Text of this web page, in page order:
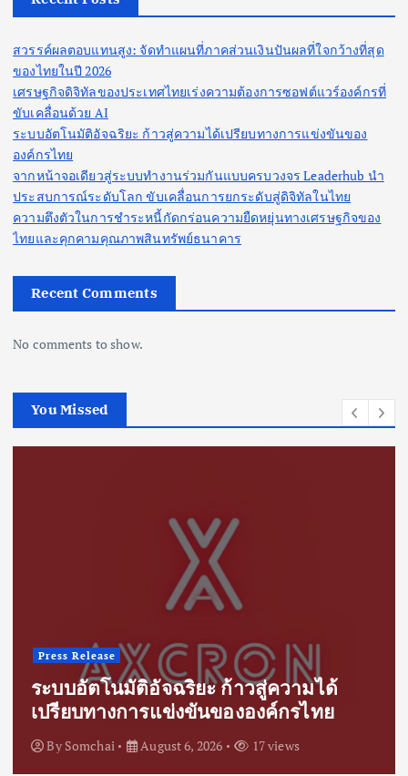
s
a
g
i
n
a
o
สวรรค์ผลตอบแทนสูง: จัดทำแผนที่ภาคส่วนเงินปันผลที่ใจกว้างที่สุด
ของไทยในปี 2026
เศรษฐกิจดิจิทัลของประเทศไทยเร่งความต้องการซอฟต์แวร์องค์กรที่
ขับเคลื่อนด้วย AI
ระบบอัตโนมัติอัจฉริยะ ก้าวสู่ความได้เปรียบทางการแข่งขันของ
องค์กรไทย
จากหน้าจอเดียวสู่ระบบทำงานร่วมกันแบบครบวงจร Leaderhub นำ
ประสบการณ์ระดับโลก ขับเคลื่อนการยกระดับสู่ดิจิทัลในไทย
ความตึงตัวในการชำระหนี้กัดกร่อนความยืดหยุ่นทางเศรษฐกิจของ
ไทยและคุกคามคุณภาพสินทรัพย์ธนาคาร
Recent Comments
No comments to show.
You Missed
Press Release
ระบบอัตโนมัติอัจฉริยะ ก้าวสู่ความได้
เปรียบทางการแข่งขันขององค์กรไทย
By Somchai August 6, 2026 17 views